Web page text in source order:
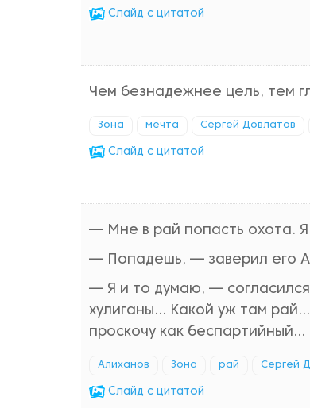
Cлайд с цитатой
Чем безнадежнее цель, тем
Зона мечта Сергей Довлатов
Cлайд с цитатой
— Мне в рай попасть охота.
— Попадешь, — заверил его
— Я и то думаю, —
хулиганы... Какой уж там
проскочу как беспартийный...
Алиханов Зона рай Сергей
Cлайд с цитатой